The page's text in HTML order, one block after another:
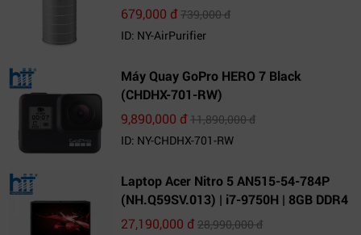
679,000 đ739,000 đ
ID: NY-AirPurifier
Máy Quay GoPro HERO 7 Black
(CHDHX-701-RW)
9,890,000 đ11,890,000 đ
ID: NY-CHDHX-701-RW
Laptop Acer Nitro 5 AN515-54-784P
(NH.Q59SV.013) | i7-9750H | 8GB DDR4
| 1TB HDD | GeForce GTX 1650 4GB |
27,190,000 đ28,990,000 đ